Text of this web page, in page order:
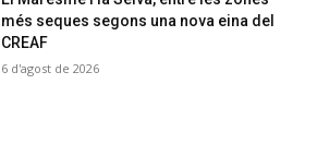
més seques segons una nova eina del
CREAF
6 d'agost de 2026